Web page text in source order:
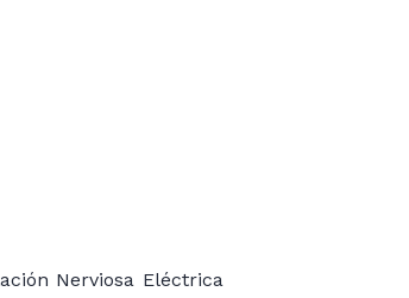
Nerviosa Eléctrica